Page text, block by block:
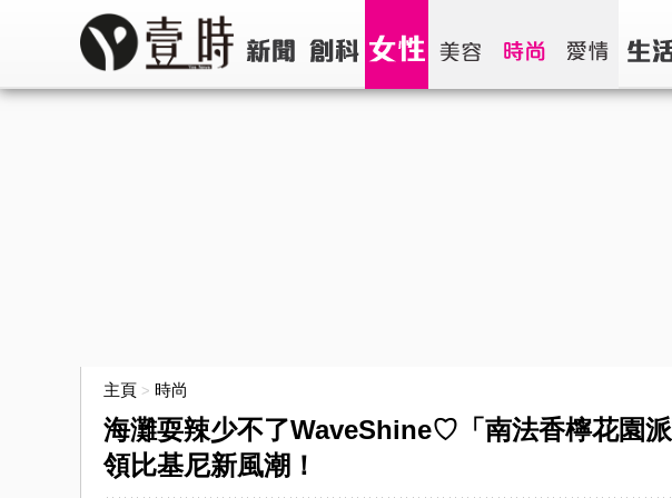
主頁 > 時尚
海灘耍辣少不了WaveShine♡「南法香檸花園
領比基尼新風潮！